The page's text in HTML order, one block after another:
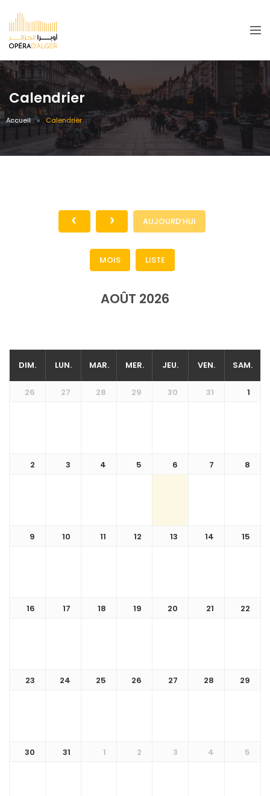
Calendrier
Accueil Calendrier
AUJOURD’HUI
MOIS LISTE
AOÛT 2026
DIM. LUN. MAR. MER. JEU. VEN. SAM.
26 27 28 29 30 31 1
2 3 4 5 6 7 8
9 10 11 12 13 14 15
16 17 18 19 20 21 22
23 24 25 26 27 28 29
30 31 1 2 3 4 5